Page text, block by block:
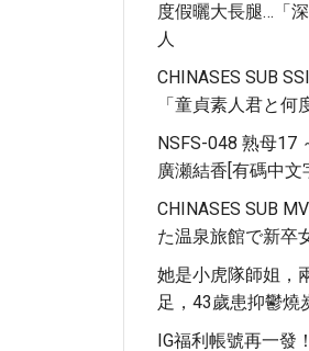
度假曬大長腿…「
人
CHINASES SUB
「童貞素人君と何
NSFS-048 熟母17
廣瀬結香[有碼中文
CHINASES SUB
た温泉旅館で新卒
她是小虎隊師姐，
足，43歲患抑鬱燒
IG福利帳號再一發